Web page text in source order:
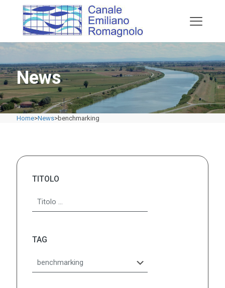
News
Home>News>benchmarking
TITOLO
TAG